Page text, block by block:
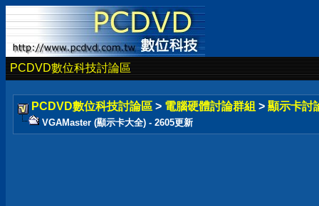
PCDVD數位科技討論區
PCDVD數位科技討論區 > 電腦硬體討論群組 > 顯示卡討
VGAMaster (顯示卡大全) - 2605更新